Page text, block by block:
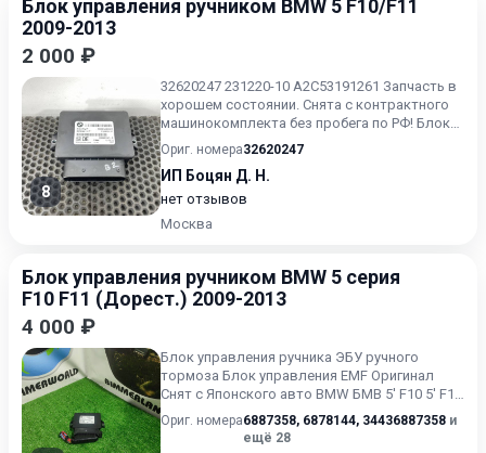
Блок управления ручником BMW 5 F10/F11
2009-2013
2 000 ₽
8
32620247 231220-10 A2C53191261 Запчасть в
хорошем состоянии. Снята с контрактного
машинокомплекта без пробега по РФ! Блок
управления стояно...
Ориг. номера32620247
ИП Боцян Д. Н.
нет отзывов
Москва
Блок управления ручником BMW 5 серия
F10 F11 (Дорест.) 2009-2013
4 000 ₽
Блок управления ручника ЭБУ ручного
тормоза Блок управления EMF Оригинал
Снят с Японского авто BMW БМВ 5' F10 5' F10
LCI 5' F11 5' F11 LCI 5...
Ориг. номера6887358, 6878144, 34436887358 и
ещё 28